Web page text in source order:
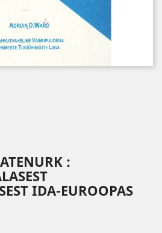
:
IDA-EUROOPAS